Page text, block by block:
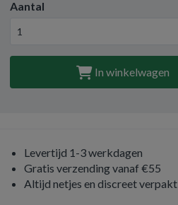
Aantal
In winkelwagen
Levertijd 1-3 werkdagen
Gratis verzending vanaf €55
Altijd netjes en discreet verpakt